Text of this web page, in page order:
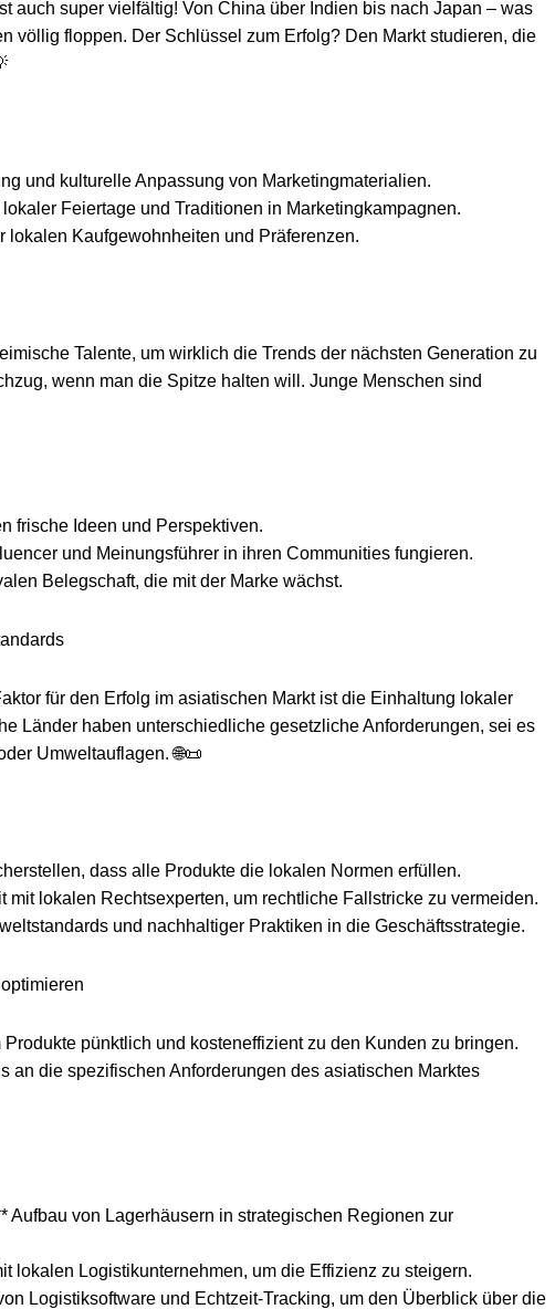
auch super vielfältig! Von China über Indien bis nach Japan – was
völlig floppen. Der Schlüssel zum Erfolg? Den Markt studieren, die
und kulturelle Anpassung von Marketingmaterialien.
Feiertage und Traditionen in Marketingkampagnen.
lokalen Kaufgewohnheiten und Präferenzen.
Talente, um wirklich die Trends der nächsten Generation zu
wenn man die Spitze halten will. Junge Menschen sind
frische Ideen und Perspektiven.
und Meinungsführer in ihren Communities fungieren.
Belegschaft, die mit der Marke wächst.
für den Erfolg im asiatischen Markt ist die Einhaltung lokaler
Länder haben unterschiedliche gesetzliche Anforderungen, sei es
Umweltauflagen. 🌐📜
dass alle Produkte die lokalen Normen erfüllen.
lokalen Rechtsexperten, um rechtliche Fallstricke zu vermeiden.
und nachhaltiger Praktiken in die Geschäftsstrategie.
pünktlich und kosteneffizient zu den Kunden zu bringen.
an die spezifischen Anforderungen des asiatischen Marktes
Aufbau von Lagerhäusern in strategischen Regionen zur
lokalen Logistikunternehmen, um die Effizienz zu steigern.
Logistiksoftware und Echtzeit-Tracking, um den Überblick über die